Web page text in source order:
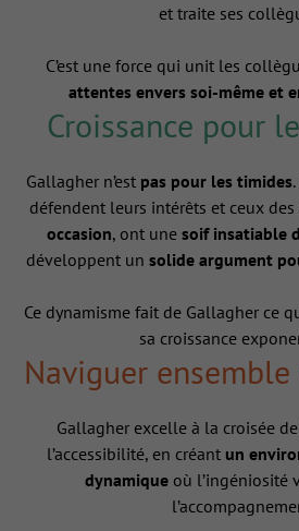
et traite ses
C’est une force qui unit les
attentes envers soi-même et
Croissance pour
Gallagher n’est pas pour les timides
défendent leurs intérêts et ceux des
occasion, ont une soif insatiable
développent un solide argument
Ce dynamisme fait de Gallagher ce
sa croissance
Naviguer ensemble
Gallagher excelle à la croisée
l’accessibilité, en créant un
dynamique où l’ingéniosité